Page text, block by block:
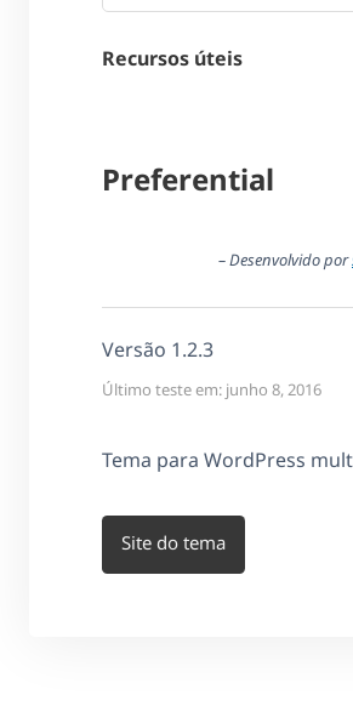
Recursos úteis
Preferential
– Desenvolvido por
Versão 1.2.3
Último teste em: junho 8, 2016
Tema para WordPress
Site do tema